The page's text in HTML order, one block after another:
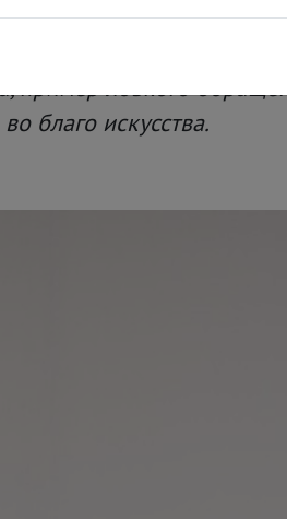
фестиваля, отметившего
хитов выделяется
пример ловкого
благо искусства.